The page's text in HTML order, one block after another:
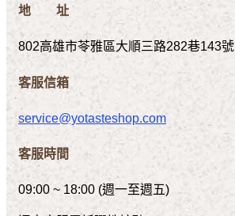
地 址
802高雄市苓雅區大順三路282巷143號
客服信箱
service@yotasteshop.com
客服時間
09:00 ~ 18:00 (週一至週五)